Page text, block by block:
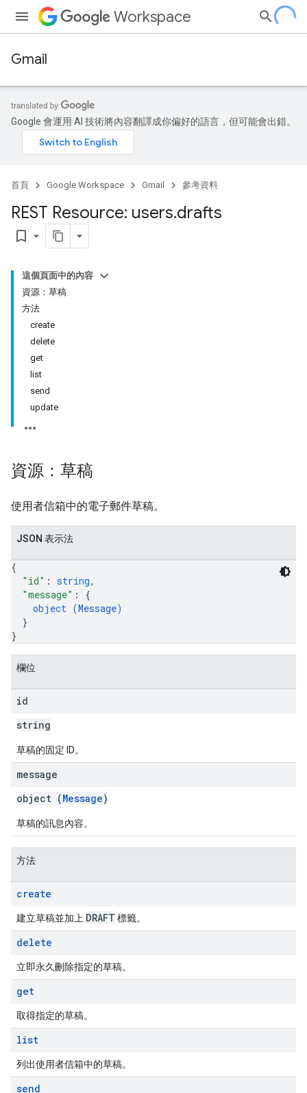
Workspace
Gmail
Google 會運用 AI 技術將內容翻譯成你偏好的語言，但可能會出錯。
首頁 Google Workspace Gmail 參考資料
REST Resource: users.drafts
bookmark_border
這個頁面中的內容
資源：草稿
方法
create
delete
get
list
send
update
資源：草稿
使用者信箱中的電子郵件草稿。
JSON 表示法
{
"id" : string,
"message" : {
object (Message)
}
}
欄位
id
string
草稿的固定 ID。
message
object (Message)
草稿的訊息內容。
方法
create
建立草稿並加上 DRAFT 標籤。
delete
立即永久刪除指定的草稿。
get
取得指定的草稿。
list
列出使用者信箱中的草稿。
send